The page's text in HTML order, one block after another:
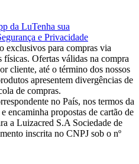
da LuTenha sua
e Privacidade
exclusivos para compras via
Ofertas válidas na compra
cliente, até o término dos nossos
apresentem divergências de
de compras.
no País, nos termos da
encaminha propostas de cartão de
a Luizacred S.A Sociedade de
inscrita no CNPJ sob o nº